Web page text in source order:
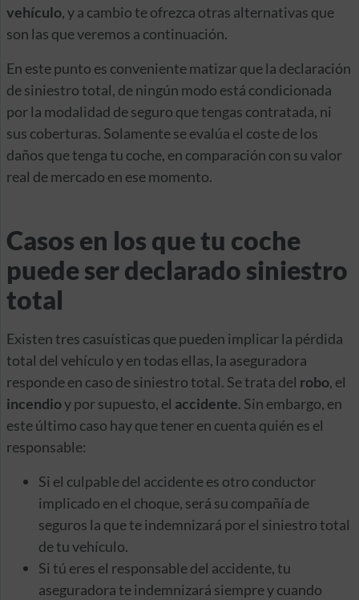
vehículo, y a cambio te ofrezca otras alternativas que
son las que veremos a continuación.
En este punto es conveniente matizar que la declaración
de siniestro total, de ningún modo está condicionada
por la modalidad de seguro que tengas contratada, ni
sus coberturas. Solamente se evalúa el coste de los
daños que tenga tu coche, en comparación con su valor
real de mercado en ese momento.
Casos en los que tu coche
puede ser declarado siniestro
total
Existen tres casuísticas que pueden implicar la pérdida
total del vehículo y en todas ellas, la aseguradora
responde en caso de siniestro total. Se trata del robo, el
incendioy por supuesto, el accidente. Sin embargo, en
este último caso hay que tener en cuenta quién es el
responsable:
Si el culpable del accidente es otro conductor
implicado en el choque, será su compañía de
seguros la que te indemnizará por el siniestro total
de tu vehículo.
Si tú eres el responsable del accidente, tu
aseguradora te indemnizará siempre y cuando